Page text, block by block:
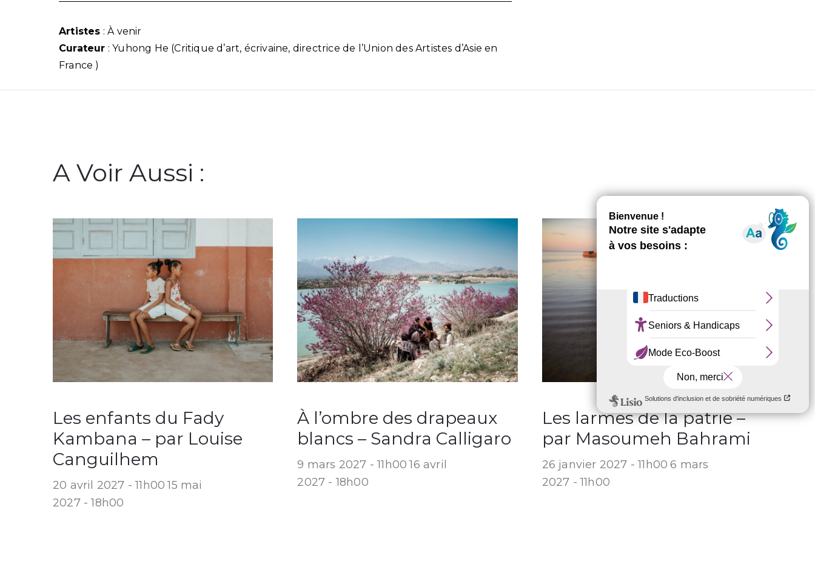
Artistes : À venir
Curateur : Yuhong He (Critique d’art, écrivaine, directrice de l’Union des Artistes d’Asie en
France )
A Voir Aussi :
Les enfants du Fady
Kambana – par Louise
Canguilhem
20 avril 2027 - 11h00 15 mai
2027 - 18h00
À l’ombre des drapeaux
blancs – Sandra Calligaro
9 mars 2027 - 11h00 16 avril
2027 - 18h00
Les larmes de la patrie –
par Masoumeh Bahrami
26 janvier 2027 - 11h00 6 mars
2027 - 11h00